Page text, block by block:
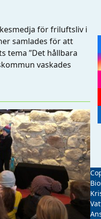
för friluftsliv i
samlades för att
tema ”Det hållbara
vaskades